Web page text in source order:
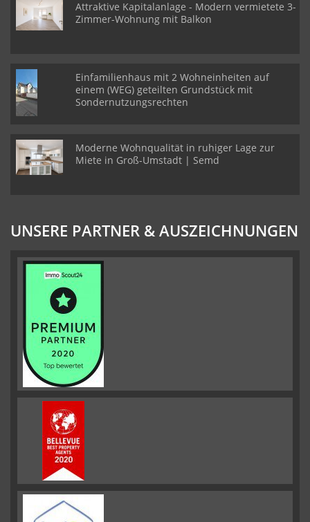
Attraktive Kapitalanlage - Modern vermietete 3-
Zimmer-Wohnung mit Balkon
Einfamilienhaus mit 2 Wohneinheiten auf
einem (WEG) geteilten Grundstück mit
Sondernutzungsrechten
Moderne Wohnqualität in ruhiger Lage zur
Miete in Groß-Umstadt | Semd
UNSERE PARTNER & AUSZEICHNUNGEN